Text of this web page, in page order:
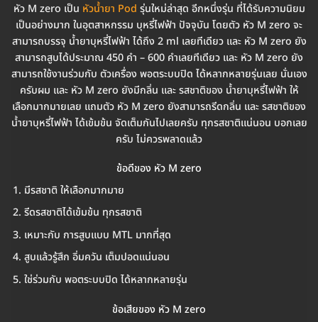
หัว M zero เป็น หัวน้ำยา Pod รุ่นใหม่ล่าสุด อีกหนึ่งรุ่น ที่ได้รับความนิยม
เป็นอย่างมาก ในอุตสาหกรรม บุหรี่ไฟฟ้า ปัจจุบัน โดยตัว หัว M zero จะ
สามารถบรรจุ น้ำยาบุหรี่ไฟฟ้า ได้ถึง 2 ml เลยทีเดียว และ หัว M zero ยัง
สามารถสูบได้ประมาณ 450 คำ – 600 คำเลยทีเดียว และ หัว M zero ยัง
สามารถใช้งานร่วมกับ ตัวเครื่อง พอตระบบปิด ได้หลากหลายรุ่นเลย นั่นเอง
ครับผม และ หัว M zero ยังมีกลิ่น และ รสชาติของ น้ำยาบุหรี่ไฟฟ้า ให้
เลือกมากมายเลย แถมตัว หัว M zero ยังสามารถรีดกลิ่น และ รสชาติของ
น้ำยาบุหรี่ไฟฟ้า ได้เข้มข้น จัดเต็มกันไปเลยครับ ทุกรสชาติแน่นอน บอกเลย
ครับ ไม่ควรพลาดแล้ว
ข้อดีของ หัว M zero
มีรสชาติ ให้เลือกมากมาย
รีดรสชาติได้เข้มข้น ทุกรสชาติ
เหมาะกับ การสูบแบบ MTL มากที่สุด
สูบแล้วรู้สึก อิ่มควัน เต็มปอดแน่นอน
ใช่ร่วมกับ พอตระบบปิด ได้หลากหลายรุ่น
ข้อเสียของ หัว M zero